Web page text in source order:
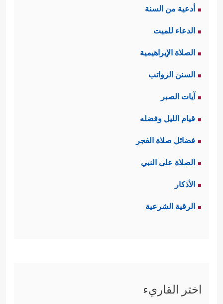
أدعية من السنة
الدعاء للميت
الصلاة الإبراهيمية
السنن الرواتب
آيات الصبر
قيام الليل وفضله
فضائل صلاة الفجر
الصلاة على النبي
الأذكار
الرقية الشرعية
اختر القاريء